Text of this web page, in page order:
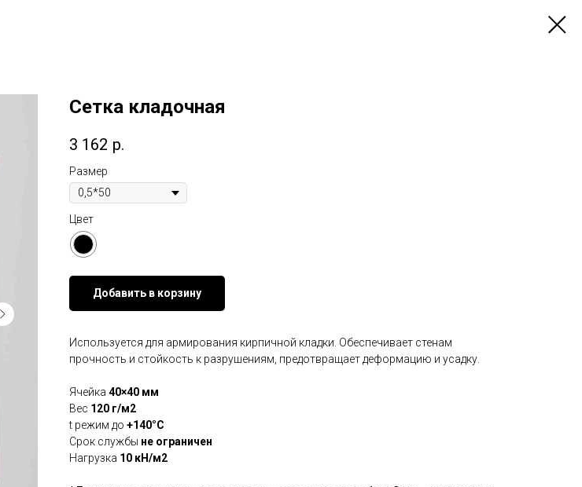
Сетка кладочная
3 162 р.
Размер
Цвет
Добавить в корзину
Используется для армирования кирпичной кладки. Обеспечивает стенам
прочность и стойкость к разрушениям, предотвращает деформацию и усадку.
Ячейка 40×40 мм
Вес 120 г/м2
t режим до +140°C
Срок службы не ограничен
Нагрузка 10 кН/м2